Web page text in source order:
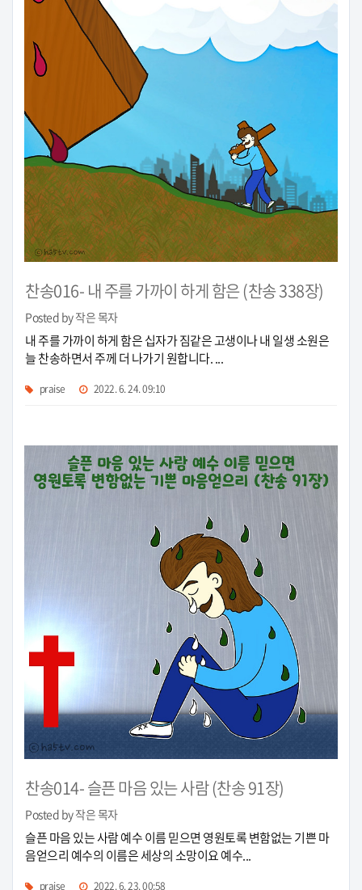
찬송016- 내 주를 가까이 하게 함은 (찬송 338장)
Posted by 작은 목자
내 주를 가까이 하게 함은 십자가 짐같은 고생이나 내 일생 소원은
늘 찬송하면서 주께 더 나가기 원합니다. ...
praise 2022. 6. 24. 09:10
찬송014- 슬픈 마음 있는 사람 (찬송 91장)
Posted by 작은 목자
슬픈 마음 있는 사람 예수 이름 믿으면 영원토록 변함없는 기쁜 마
음얻으리 예수의 이름은 세상의 소망이요 예수...
praise 2022. 6. 23. 00:58